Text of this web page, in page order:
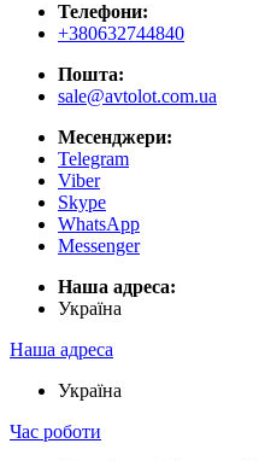
Телефони:
+380632744840
Пошта:
sale@avtolot.com.ua
Месенджери:
Telegram
Viber
Skype
WhatsApp
Messenger
Наша адреса:
Українa
Наша адреса
Українa
Час роботи